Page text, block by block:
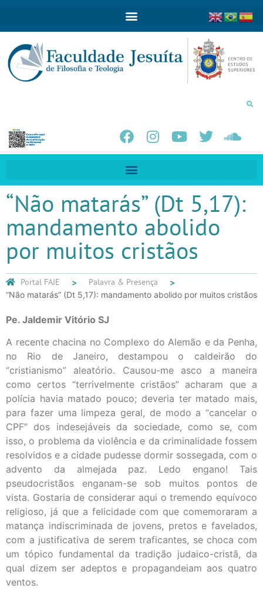
“Não matarás” (Dt 5,17):
mandamento abolido
por muitos cristãos
Portal FAJE Palavra & Presença
“Não matarás” (Dt 5,17): mandamento abolido por muitos cristãos
Pe. Jaldemir Vitório SJ
A recente chacina no Complexo do Alemão e da Penha,
no Rio de Janeiro, destampou o caldeirão do
“cristianismo” aleatório. Causou-me asco a maneira
como certos “terrivelmente cristãos” acharam que a
polícia havia matado pouco; deveria ter matado mais,
para fazer uma limpeza geral, de modo a “cancelar o
CPF” dos indesejáveis da sociedade, como se, com
isso, o problema da violência e da criminalidade fossem
resolvidos e a cidade pudesse dormir sossegada, com o
advento da almejada paz. Ledo engano! Tais
pseudocristãos enganam-se sob muitos pontos de
vista. Gostaria de considerar aqui o tremendo equívoco
religioso, já que a felicidade com que comemoraram a
matança indiscriminada de jovens, pretos e favelados,
com a justificativa de serem traficantes, se choca com
um tópico fundamental da tradição judaico-cristã, da
qual dizem ser adeptos e propagandeiam aos quatro
ventos.